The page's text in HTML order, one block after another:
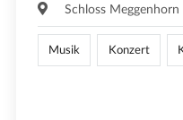
Schloss Meggenhorn
Musik Konzert